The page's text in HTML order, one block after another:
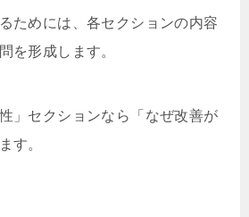
ためには、各セクションの内容
を形成します。
」セクションなら「なぜ改善が
す。